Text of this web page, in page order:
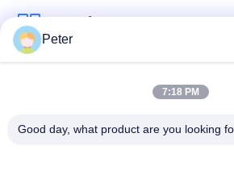
DU
SITE
POLITIQUE
Catégories
Peter
7:18 PM
Good day, what product are you looking